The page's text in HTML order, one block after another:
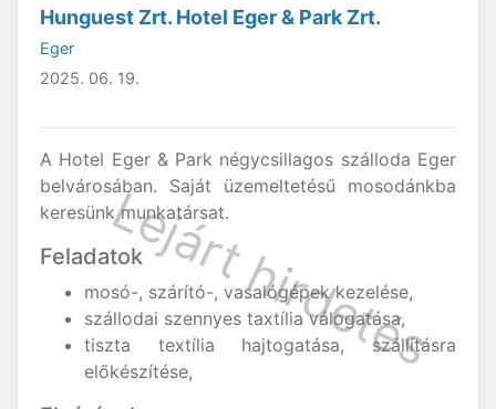
Hunguest Zrt. Hotel Eger & Park Zrt.
Eger
2025. 06. 19.
A Hotel Eger & Park négycsillagos szálloda Eger
belvárosában. Saját üzemeltetésű mosodánkba
keresünk munkatársat.
Feladatok
mosó-, szárító-, vasalógépek kezelése,
szállodai szennyes taxtília válogatása,
tiszta textília hajtogatása, szállításra
előkészítése,